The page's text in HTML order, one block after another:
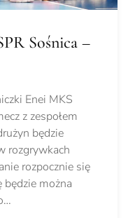
Sośnica –
Enei MKS
z zespołem
będzie
rozgrywkach
rozpocznie się
można